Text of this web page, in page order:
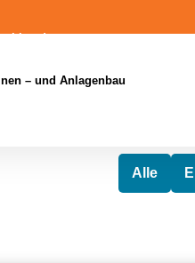
– und Anlagenbau
Alle